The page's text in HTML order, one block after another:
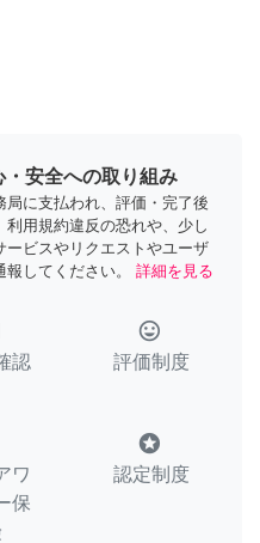
安全への取り組み
局に支払われ、評価・完了後
利用規約違反の恐れや、少し
ービスやリクエストやユーザ
してください。
詳細を見る
認
tag_faces
評価制度
ワ
保
stars
認定制度